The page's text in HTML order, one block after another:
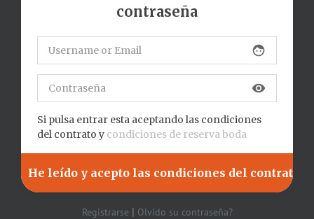
contraseña
face
visibility
Si pulsa entrar esta aceptando las condiciones
del contrato y condiciones de reserva boda
Registrarse| Olvido su contraseña?